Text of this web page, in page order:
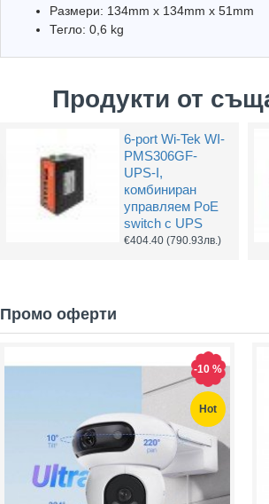
Разпределителна кутия за външен монтаж на камери Dahua PFA-123
€23.93
Размери: 134mm x 134mm x 51mm
Тегло: 0,6 kg
Продукти от
6-port Wi-Tek WI-
PMS306GF-
UPS-I,
комбиниран
управляем PoE
switch с UPS
€404.40 (790.93лв.)
Промо оферти
Hot
-10 %